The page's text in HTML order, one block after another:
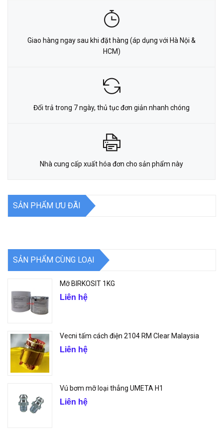
Giao hàng ngay sau khi đặt hàng (áp dụng với Hà Nội &
HCM)
Đổi trả trong 7 ngày, thủ tục đơn giản nhanh chóng
Nhà cung cấp xuất hóa đơn cho sản phẩm này
SẢN PHẨM ƯU ĐÃI
SẢN PHẨM CÙNG LOẠI
Mỡ BIRKOSIT 1KG
Liên hệ
Vecni tấm cách điện 2104 RM Clear Malaysia
Liên hệ
Vú bơm mỡ loại thẳng UMETA H1
Liên hệ